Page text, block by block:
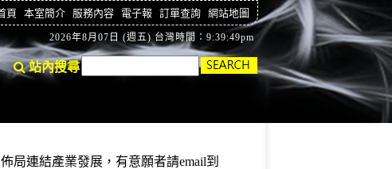
頁 本室簡介 服務內容 電子報 訂單查詢 網站地圖
2026年8月07日 (週五) 台灣時間：9:39:50pm
站內搜尋
局連結產業發展，有意願者請email到